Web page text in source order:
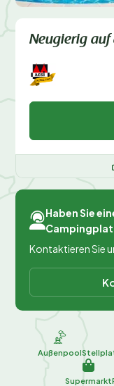
Neugierig auf
Haben Sie
Kontaktieren Sie
Außenpool
Supermarkt